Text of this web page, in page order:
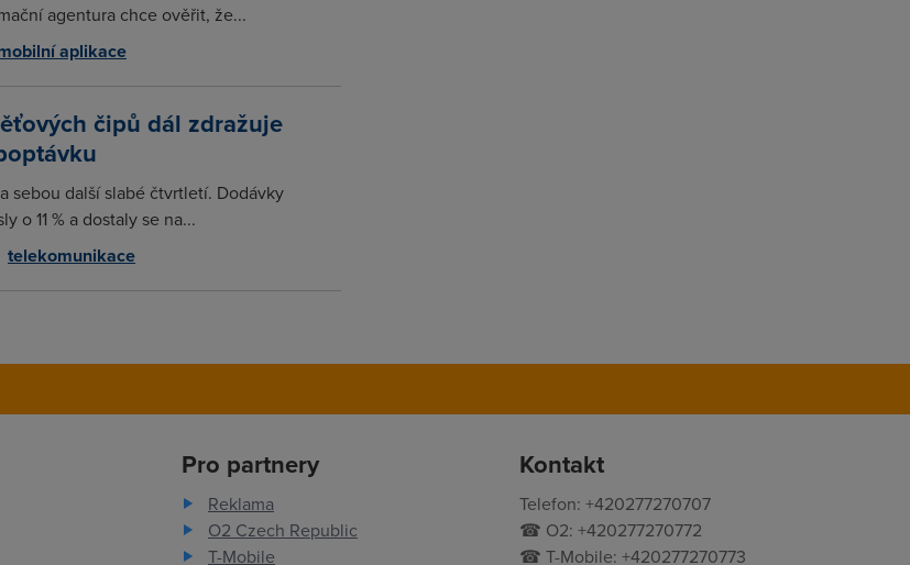
agentura chce ověřit, že...
aplikace
čipů dál zdražuje
sebou další slabé čtvrtletí. Dodávky
o 11 % a dostaly se na...
telekomunikace
Pro partnery
Reklama
O2 Czech Republic
T-Mobile
Kontakt
Telefon: +420277270707
☎ O2: +420277270772
☎ T-Mobile: +420277270773